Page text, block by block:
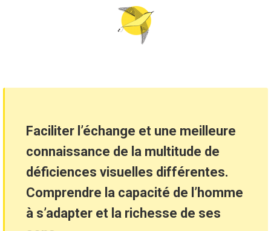
Faciliter l’échange et une meilleure
connaissance de la multitude de
déficiences visuelles différentes.
Comprendre la capacité de l’homme
à s’adapter et la richesse de ses